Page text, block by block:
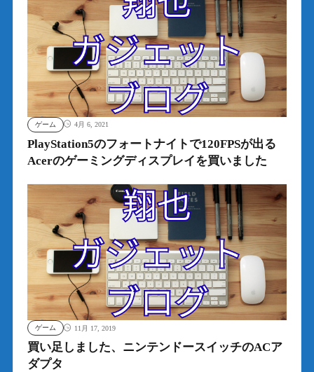
ゲーム 4月 6, 2021
PlayStation5のフォートナイトで120FPSが出る
Acerのゲーミングディスプレイを買いました
ゲーム 11月 17, 2019
買い足しました、ニンテンドースイッチのACア
ダプタ